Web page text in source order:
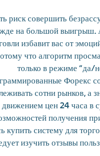
риск совершить
на большой выигрыш.
избавит вас от
что алгоритм
только в режиме “да/
Форекс
сотни рынков, а
движением цен 24 часа в
получения
купить систему для
изучить отзывы